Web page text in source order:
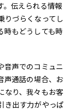
。伝えられる情報
りづらくなってし
時もどうしても時
音声でのコミュニ
声通話の場合、お
なり、我々もお客
き出す力がやっぱ